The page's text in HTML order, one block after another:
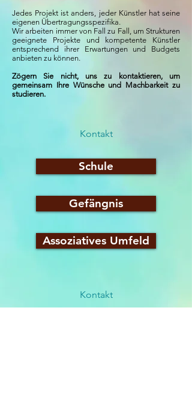
Jedes Projekt ist anders, jeder Künstler hat seine
eigenen Übertragungsspezifika.
Wir arbeiten immer von Fall zu Fall, um Strukturen
geeignete Projekte und kompetente Künstler
entsprechend ihrer Erwartungen und Budgets
anbieten zu können.
Zögern Sie nicht, uns zu kontaktieren, um
gemeinsam Ihre Wünsche und Machbarkeit zu
studieren.
Kontakt
Schule
Gefängnis
Assoziatives Umfeld
Kontakt